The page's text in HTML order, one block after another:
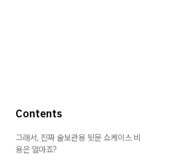
Contents
그래서, 진짜 술보관용 뒷문 쇼케이스 비
용은 얼마죠?